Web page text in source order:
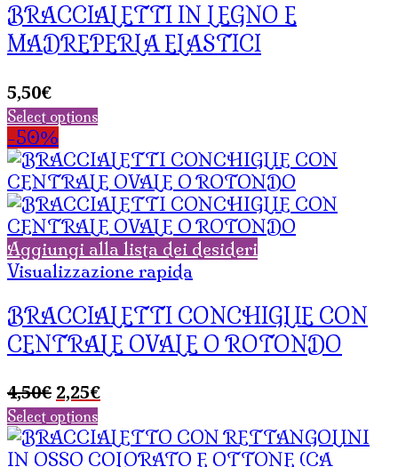
BRACCIALETTI IN LEGNO E
MADREPERLA ELASTICI
5,50€
Select options
-50%
Aggiungi alla lista dei desideri
Visualizzazione rapida
BRACCIALETTI CONCHIGLIE CON
CENTRALE OVALE O ROTONDO
4,50€ Il
prezzo
originale
era:
2,25€Il
attuale
è:
Select options